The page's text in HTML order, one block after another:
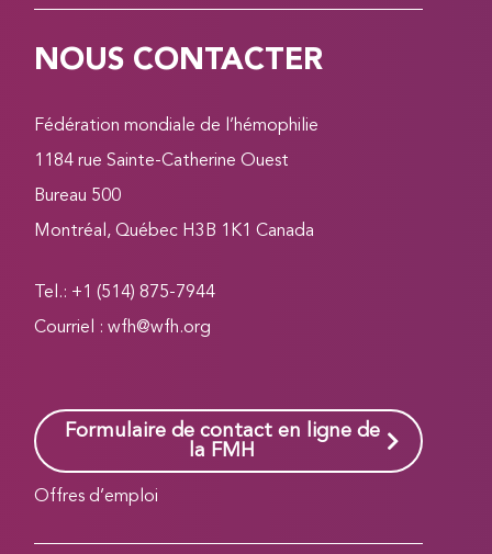
NOUS CONTACTER
Fédération mondiale de l’hémophilie
1184 rue Sainte-Catherine Ouest
Bureau 500
Montréal, Québec H3B 1K1 Canada
Tel.: +1 (514) 875-7944
Courriel :wfh@wfh.org
Formulaire de contact en ligne de
la FMH
Offres d’emploi